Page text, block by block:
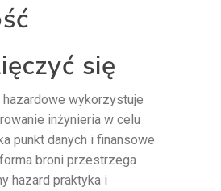
się
hazardowe wykorzystuje
inżynieria w celu
punkt danych i finansowe
broni przestrzega
hazard praktyka i